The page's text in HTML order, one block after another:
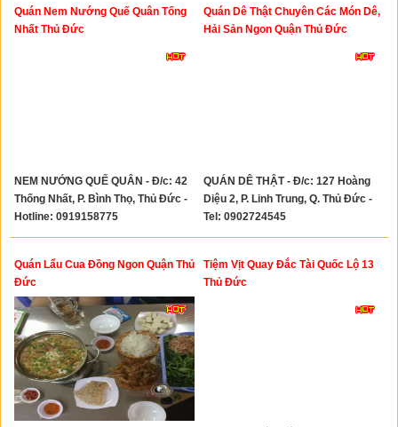
Quán Nem Nướng Quế Quân Tống
Nhất Thủ Đức
NEM NƯỚNG QUẾ QUÂN - Đ/c: 42
Thống Nhất, P. Bình Thọ, Thủ Đức -
Hotline: 0919158775
Quán Dê Thật Chuyên Các Món Dê,
Hải Sản Ngon Quận Thủ Đức
QUÁN DÊ THẬT - Đ/c: 127 Hoàng
Diệu 2, P. Linh Trung, Q. Thủ Đức -
Tel: 0902724545
Quán Lẩu Cua Đồng Ngon Quận Thủ
Đức
Tiệm Vịt Quay Đắc Tài Quốc Lộ 13
Thủ Đức